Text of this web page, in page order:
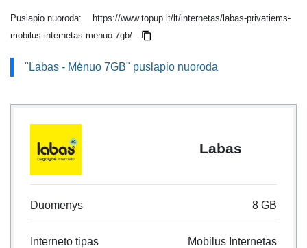
Puslapio nuoroda:
https://www.topup.lt/lt/internetas/labas-privatiems-
mobilus-internetas-menuo-7gb/
"Labas - Mėnuo 7GB" puslapio nuoroda
Labas
Duomenys 8 GB
Interneto tipas Mobilus Internetas